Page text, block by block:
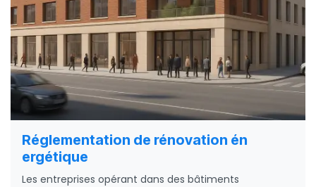
Réglementation de rénovation én
ergétique
Les entreprises opérant dans des bâtiments